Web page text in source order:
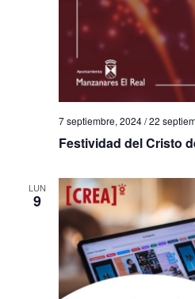
7 septiembre, 2024/22
Festividad del Cristo
LUN
9